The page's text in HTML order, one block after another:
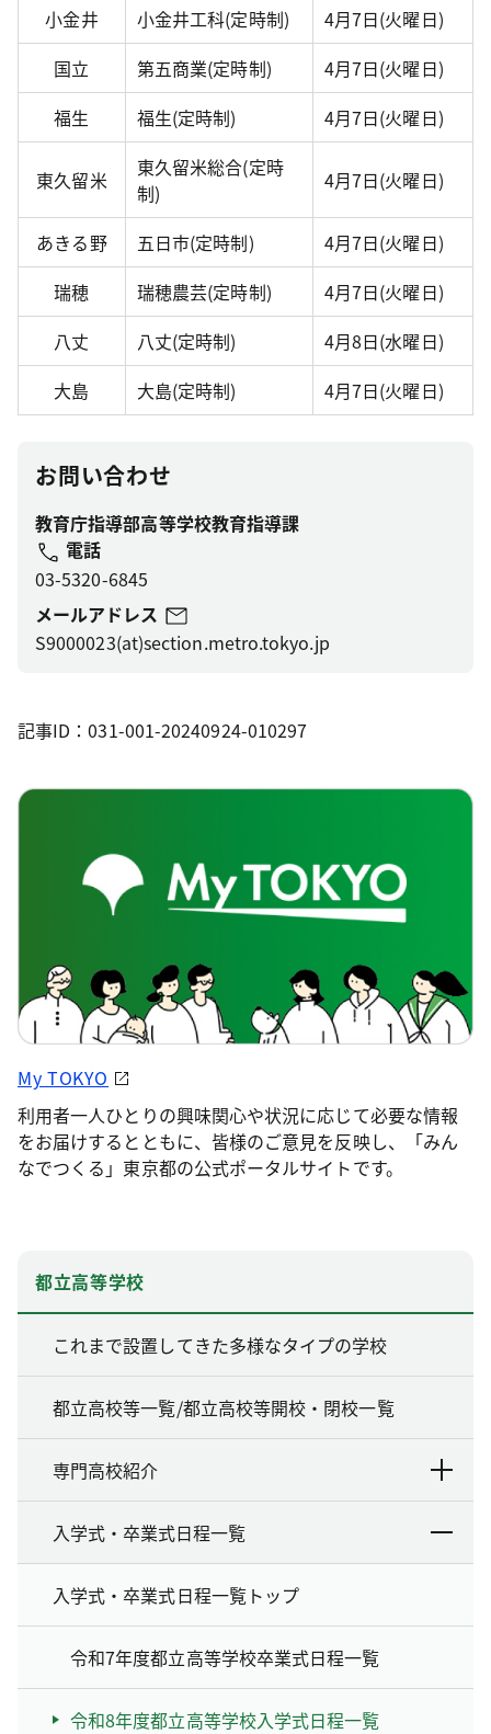
小金井
小金井工科(定時制)
4月7日(火曜日)
国立
第五商業(定時制)
4月7日(火曜日)
福生
福生(定時制) 4月7日(火曜日)
東久留米
東久留米総合(定時
制)
4月7日(火曜日)
あきる野 五日市(定時制)
4月7日(火曜日)
瑞穂
瑞穂農芸(定時制)
4月7日(火曜日)
八丈
八丈(定時制)
4月8日(水曜日)
大島
大島(定時制) 4月7日(火曜日)
お問い合わせ
教育庁指導部高等学校教育指導課
電話
03-5320-6845
メールアドレス
S9000023(at)section.metro.tokyo.jp
記事ID：031-001-20240924-010297
My TOKYO
利用者一人ひとりの興味関心や状況に応じて必要な情報
をお届けするとともに、皆様のご意見を反映し、「みん
なでつくる」東京都の公式ポータルサイトです。
都立高等学校
これまで設置してきた多様なタイプの学校
都立高校等一覧/都立高校等開校・閉校一覧
専門高校紹介
入学式・卒業式日程一覧
入学式・卒業式日程一覧トップ
令和7年度都立高等学校卒業式日程一覧
令和8年度都立高等学校入学式日程一覧